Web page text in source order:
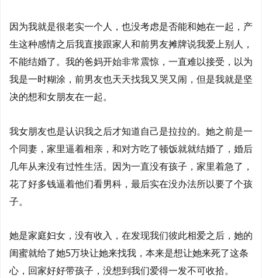
因为我就是很老实一个人，也没考虑是否能和她在一起，产
生这种感情之后我直接跟家人和前男友摊牌说我爱上别人，
不能结婚了。我的爸妈开始非常震惊，一直难以接受，以为
我是一时糊涂，前男友也天天找我又哭又闹，但是我就是坚
决的想和女朋友在一起。
我女朋友也是认识我之后才知道自己是拉拉的。她之前是一
个同妻，家里逼着相亲，和对方吃了顿饭就就结婚了，婚后
几年从来没有过性生活。因为一直没有孩子，家里着急了，
花了好多钱逼着他们看男科，最后实在没办法所以要了个孩
子。
她是家庭妇女，没有收入，在发现我们彼此相爱之后，她的
闺蜜就给了她5万块让她来找我，本来是想让她来死了这条
心，回家好好带孩子，没想到我们爱得一发不可收拾。